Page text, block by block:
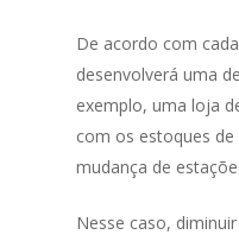
De acordo com
desenvolverá uma
exemplo, uma loja
com os estoques
mudança de
Nesse caso,